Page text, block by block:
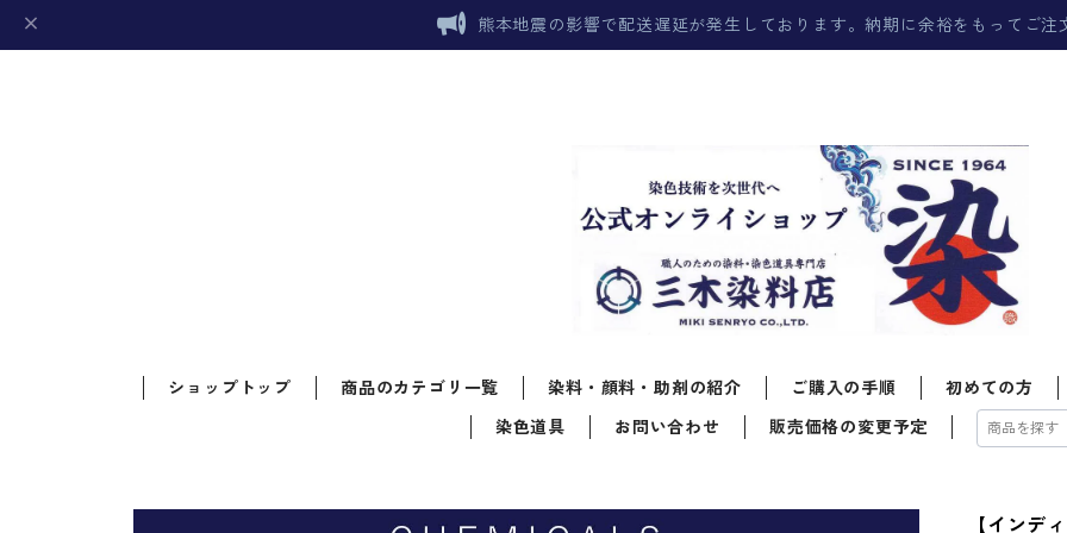
熊本地震の影響で配送遅延が発生しております。納期に余裕をもってご注
ショップトップ 商品のカテゴリ一覧 染料・顔料・助剤の紹介 ご購入の手順
初めての方
染色道具
お問い合わせ 販売価格の変更予定
【インデ